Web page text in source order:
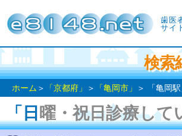
歯医
サイ
検索
ホーム ＞ 「京都府」 ＞ 「亀岡市」 ＞ 「亀岡駅
「日曜・祝日診療し